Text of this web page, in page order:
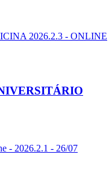
2026.2.3 - ONLINE
- 2026.2.1 - 26/07